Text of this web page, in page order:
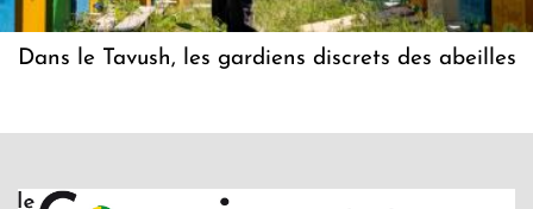
Dans le Tavush, les gardiens discrets des abeilles